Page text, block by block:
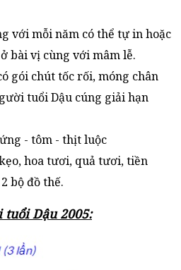
với mỗi năm có thể tự in hoặc
bài vị cùng với mâm lễ.
gói chút tốc rối, móng chân
tuổi Dậu cúng giải hạn
- tôm - thịt luộc
hoa tươi, quả tươi, tiền
bộ đồ thế.
tuổi Dậu 2005: